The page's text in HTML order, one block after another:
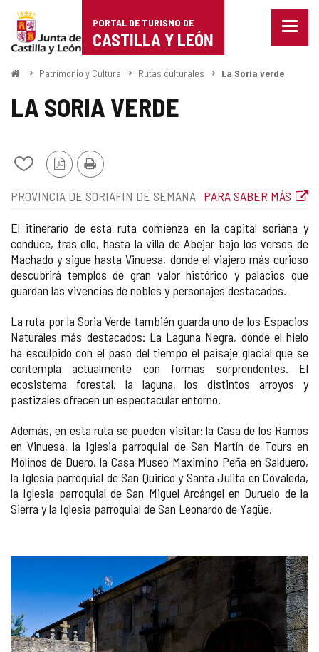
Portal
de
Turismo
de
Castilla
León
PORTAL DE TURISMO DE
CASTILLA Y LEÓN
Menu
InicioPatrimonio y Cultura Rutas culturales La Soria verde
LA SORIA VERDE
Añadir/quitar
mis
VersiónImprimir
Localización
PROVINCIA DE SORIA
Tipo
la
ruta
FIN DE SEMANA
Enlace
web
externa
PARA SABER MÁS
El itinerario de esta ruta comienza en la capital soriana y
conduce, tras ello, hasta la villa de Abejar bajo los versos de
Machado y sigue hasta Vinuesa, donde el viajero más curioso
descubrirá templos de gran valor histórico y palacios que
guardan las vivencias de nobles y personajes destacados.
La ruta por la Soria Verde también guarda uno de los Espacios
Naturales más destacados: La Laguna Negra, donde el hielo
ha esculpido con el paso del tiempo el paisaje glacial que se
contempla actualmente con formas sorprendentes. El
ecosistema forestal, la laguna, los distintos arroyos y
pastizales ofrecen un espectacular entorno.
Además, en esta ruta se pueden visitar: la Casa de los Ramos
en Vinuesa, la Iglesia parroquial de San Martín de Tours en
Molinos de Duero, la Casa Museo Maximino Peña en Salduero,
la Iglesia parroquial de San Quirico y Santa Julita en Covaleda,
la Iglesia parroquial de San Miguel Arcángel en Duruelo de la
Sierra y la Iglesia parroquial de San Leonardo de Yagüe.
DE
IMÁGENES